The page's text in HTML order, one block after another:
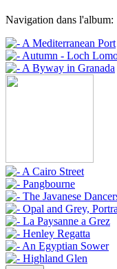
Navigation dans l'album: